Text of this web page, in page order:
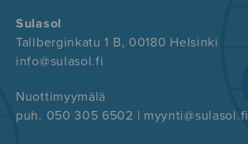
Sulasol
Tallberginkatu 1 B, 00180 Helsinki
info@sulasol.fi
Nuottimyymälä
puh. 050 305 6502 | myynti@sulasol.fi